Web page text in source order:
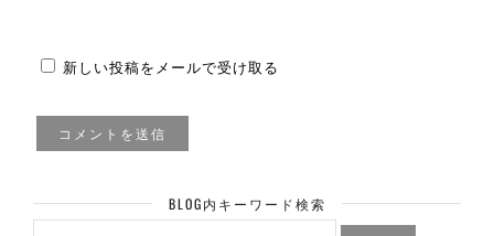
新しい投稿をメールで受け取る
BLOG内キーワード検索
検